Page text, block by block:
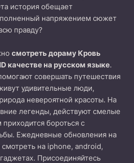
история обещает
напряжением сюжет
правду?
смотреть дораму Кровь
качестве на русском языке.
совершать путешествия
удивительные люди,
невероятной красоты. На
легенды, действуют смелые
бороться с
Ежедневные обновления на
на iphone, android,
Присоединяйтесь